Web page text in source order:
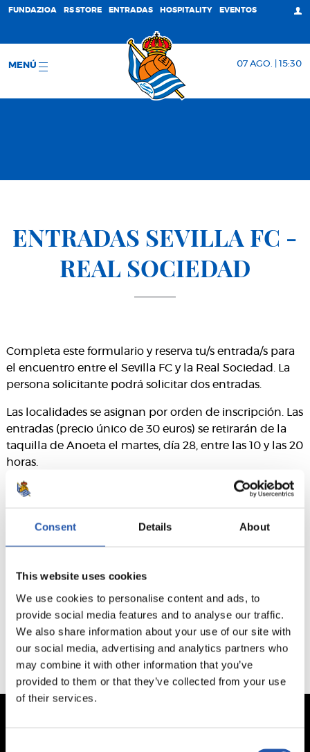
Consent Details About
This website uses cookies
We use cookies to personalise content and ads, to
provide social media features and to analyse our traffic.
We also share information about your use of our site with
our social media, advertising and analytics partners who
may combine it with other information that you’ve
provided to them or that they’ve collected from your use
of their services.
FUNDAZIOA RS STORE ENTRADAS HOSPITALITY EVENTOS
MENÚ 07 AGO. | 15:30
ENTRADAS SEVILLA FC -
REAL SOCIEDAD
Completa este formulario y reserva tu/s entrada/s para
el encuentro entre el Sevilla FC y la Real Sociedad. La
persona solicitante podrá solicitar dos entradas.
Las localidades se asignan por orden de inscripción. Las
entradas (precio único de 30 euros) se retirarán de la
taquilla de Anoeta el martes, día 28, entre las 10 y las 20
horas.
Importante: Las entradas serán nominativas. No se permitirán
entradas.
Este formulario ha caducado. El plazo finalizó el 27/04/2026